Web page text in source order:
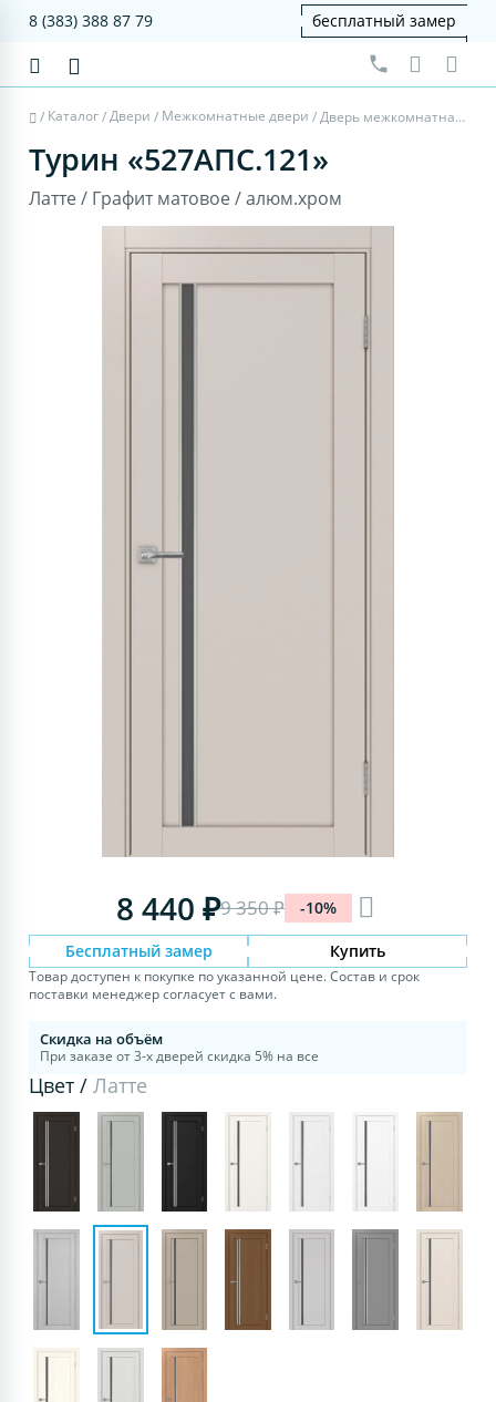
8 (383) 388 87 79 бесплатный замер
/ Каталог/Двери / Межкомнатные двери / Дверь межкомнатная Турин 527АПС.121 - латте, графит матовое, алюм.хром
Турин «527АПС.121»
Латте / Графит матовое / алюм.хром
8 440 ₽9 350 ₽ -10%
Бесплатный замер Купить
Товар доступен к покупке по указанной цене. Состав и срок
поставки менеджер согласует с вами.
Скидка на объём
При заказе от 3-х дверей скидка 5% на все
Цвет /Латте